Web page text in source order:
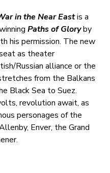
in the Near Eastis a
Paths of Gloryby
his permission. The new
as theater
Russian alliance or the
from the Balkans
Black Sea to Suez.
revolution await, as
personages of the
Enver, the Grand